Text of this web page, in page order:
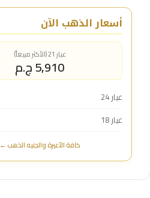
أسعار الذهب الآن
عيار 21 (الأكثر مبيعاً)
5,910 ج.م
عيار 24
عيار 18
كافة الأعيرة والجنيه الذهب ←